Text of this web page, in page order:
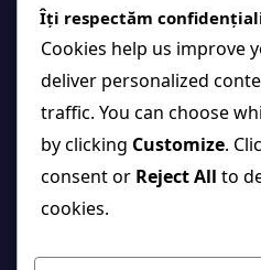
LEGAL
Politica de confidențialitate
Termeni și condiții
GDPR · gdpr@givingtuesday.ro
Iulia
Îți respectăm
Cookies help us improve
deliver personalized
traffic. You can choose
by clicking Customize.
consent or Reject All to
cookies.